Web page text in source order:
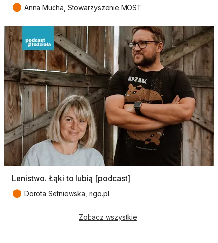
● Anna Mucha, Stowarzyszenie MOST
Lenistwo. Łąki to lubią [podcast]
● Dorota Setniewska, ngo.pl
Zobacz wszystkie